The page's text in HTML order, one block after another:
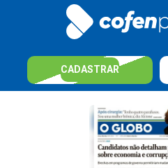
CADASTRAR